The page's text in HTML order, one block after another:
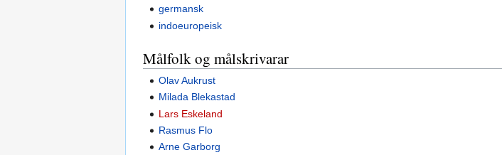
germansk
indoeuropeisk
Målfolk og målskrivarar
Olav Aukrust
Milada Blekastad
Lars Eskeland
Rasmus Flo
Arne Garborg